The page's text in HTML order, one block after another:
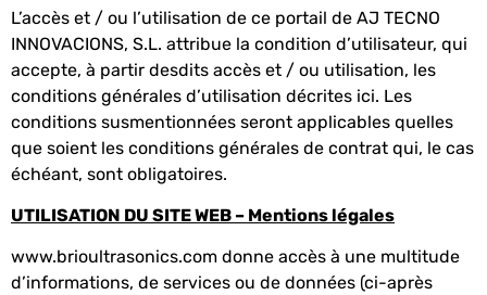
L’accès et / ou l’utilisation de ce portail de AJ TECNO
INNOVACIONS, S.L. attribue la condition d’utilisateur, qui
accepte, à partir desdits accès et / ou utilisation, les
conditions générales d’utilisation décrites ici. Les
conditions susmentionnées seront applicables quelles
que soient les conditions générales de contrat qui, le cas
échéant, sont obligatoires.
UTILISATION DU SITE WEB – Mentions légales
www.brioultrasonics.com donne accès à une multitude
d’informations, de services ou de données (ci-après